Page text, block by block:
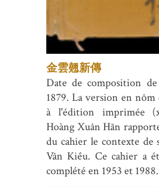
金雲翹新傳
Date de composition
1879. La version en
à l'édition imprimée
Hoàng Xuân Hãn
du cahier le contexte de
Vân Kiều. Ce cahier a
complété en 1953 et 1988.